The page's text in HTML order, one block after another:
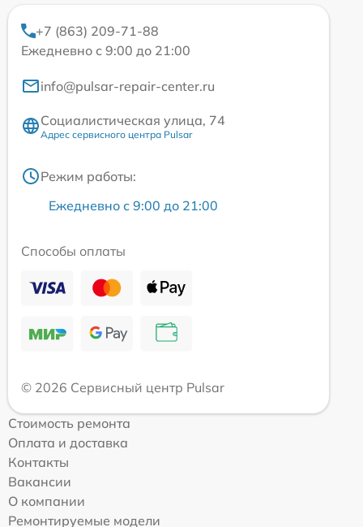
+7 (863) 209-71-88
Ежедневно с 9:00 до 21:00
info@pulsar-repair-center.ru
Социалистическая улица, 74
Адрес сервисного центра Pulsar
Режим работы:
Ежедневно с 9:00 до 21:00
Способы оплаты
© 2026 Сервисный центр Pulsar
Стоимость ремонта
Оплата и доставка
Контакты
Вакансии
О компании
Ремонтируемые модели